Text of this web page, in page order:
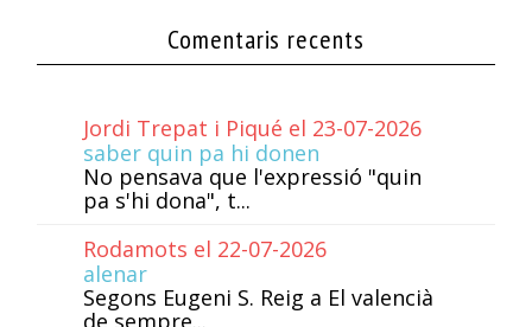
Comentaris recents
Jordi Trepat i Piqué el 23-07-2026
saber quin pa hi donen
No pensava que l'expressió "quin
pa s'hi dona", t...
Rodamots el 22-07-2026
alenar
Segons Eugeni S. Reig a El valencià
de sempre...